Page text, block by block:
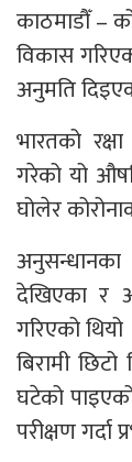
काठमाडौँ –
विकास
अनुमति
भारतको
गरेको यो
घोलेर
देखिएका र
गरिएको
बिरामी
घटेको
परीक्षण गर्दा